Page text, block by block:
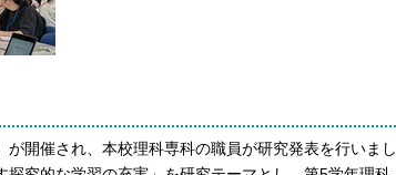
開催され、本校理科専科の職員が研究発表を行いま